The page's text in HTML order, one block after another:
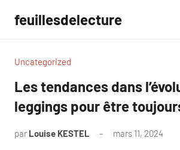
contenu
feuillesdelecture
Uncategorized
Les tendances dans
leggings pour être
par Louise KESTEL mars 11, 2024